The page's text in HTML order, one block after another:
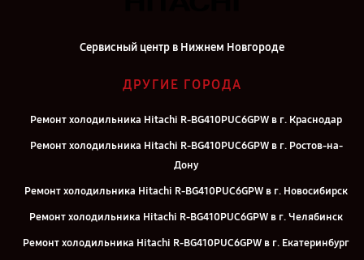
Сервисный центр в Нижнем Новгороде
ДРУГИЕ ГОРОДА
Ремонт холодильника Hitachi R-BG410PUC6GPW в г. Краснодар
Ремонт холодильника Hitachi R-BG410PUC6GPW в г. Ростов-на-
Дону
Ремонт холодильника Hitachi R-BG410PUC6GPW в г. Новосибирск
Ремонт холодильника Hitachi R-BG410PUC6GPW в г. Челябинск
Ремонт холодильника Hitachi R-BG410PUC6GPW в г. Екатеринбург